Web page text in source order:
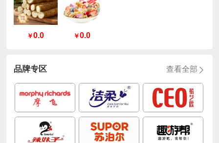
￥0.0 ￥0.0
品牌专区 查看全部